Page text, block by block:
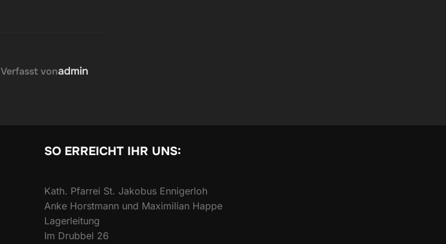
BEITRAGSAUTOR
Verfasst vonadmin
SO ERREICHT IHR UNS:
Kath. Pfarrei St. Jakobus Ennigerloh
Anke Horstmann und Maximilian Happe
Lagerleitung
Im Drubbel 26